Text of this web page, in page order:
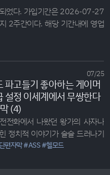
었다. 가입기간은 2026-07-27
2주간이다. 해당 기간내에 영업
인데, 청년 도약계좌에서 넘어
도...
07/25
파고들기 좋아하는 게이머
설정 이세계에서 무쌍한다
(4)
전화에서 나왔던 왕가의 사자나
정치적 이야기가 슬슬 드러나기
. 어느새 A급 던전의 클리어를 성
편자막#ASS#헬모드